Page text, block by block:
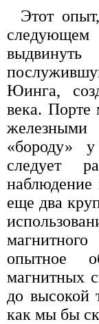
Этот
Юинга,
века.
«бороду»
следует
наблюдение
еще два
опытное
магнитных
до высокой
как мы бы